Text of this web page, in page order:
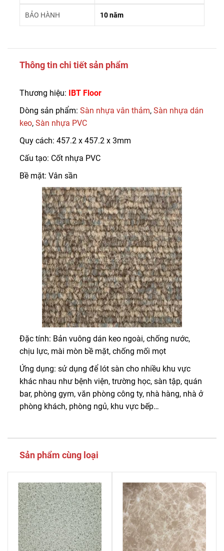
BẢO HÀNH 10 năm
Thông tin chi tiết sản phẩm
Thương hiệu: IBT Floor
Dòng sản phẩm: Sàn nhựa vân thảm, Sàn nhựa dán
keo, Sàn nhựa PVC
Quy cách: 457.2 x 457.2 x 3mm
Cấu tạo: Cốt nhựa PVC
Bề mặt: Vân sần
Đặc tính: Bản vuông dán keo ngoài, chống nước,
chịu lực, mài mòn bề mặt, chống mối mọt
Ứng dụng: sử dụng để lót sàn cho nhiều khu vực
khác nhau như bệnh viện, trường học, sàn tập, quán
bar, phòng gym, văn phòng công ty, nhà hàng, nhà ở
phòng khách, phòng ngủ, khu vực bếp…
Sản phẩm cùng loại